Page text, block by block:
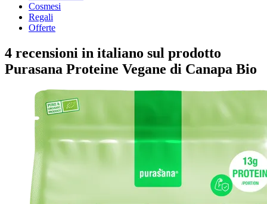
Cosmesi
Regali
Offerte
4 recensioni in italiano sul prodotto
Purasana Proteine Vegane di Canapa Bio